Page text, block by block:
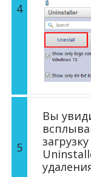
4
5
Вы